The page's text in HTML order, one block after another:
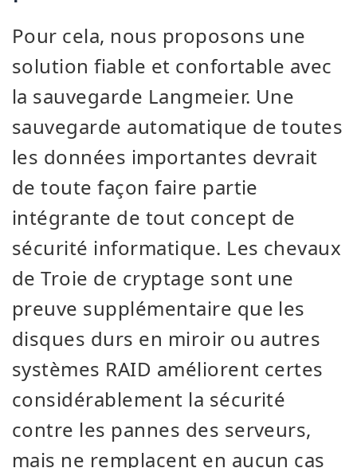
Pour cela, nous proposons une
solution fiable et confortable avec
la sauvegarde Langmeier. Une
sauvegarde automatique de toutes
les données importantes devrait
de toute façon faire partie
intégrante de tout concept de
sécurité informatique. Les chevaux
de Troie de cryptage sont une
preuve supplémentaire que les
disques durs en miroir ou autres
systèmes RAID améliorent certes
considérablement la sécurité
contre les pannes des serveurs,
mais ne remplacent en aucun cas